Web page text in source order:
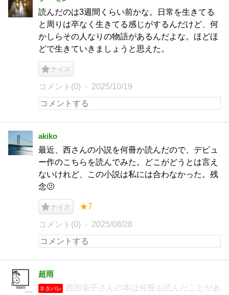
読んだのは3週間くらい前かな。日常を生きてる
と周りは卒なく生きてる感じがするんだけど、何
かしらその人なりの物語があるんだよな。ほどほ
どで生きていきましょうと思えた。
ナイス
コメント(0) 2025/10/19
akiko
最近、西さんの小説を何冊か読んだので、デビュ
ー作のこちらを読んでみた。どこがどうとは言え
ないけれど、この小説は私には合わなかった。残
念🫤
ナイス ★7
コメント(0) 2025/08/28
超雨
ネタバレ
西加奈子さんの本は何冊も読んだことがあ